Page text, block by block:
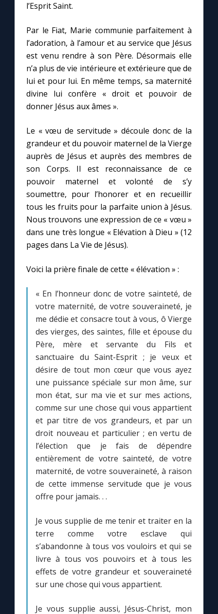
l’Esprit Saint.
Par le Fiat, Marie communie parfaitement à
l’adoration, à l’amour et au service que Jésus
est venu rendre à son Père. Désormais elle
n’a plus de vie intérieure et extérieure que de
lui et pour lui. En même temps, sa maternité
divine lui confère « droit et pouvoir de
donner Jésus aux âmes ».
Le « vœu de servitude » découle donc de la
grandeur et du pouvoir maternel de la Vierge
auprès de Jésus et auprès des membres de
son Corps. Il est reconnaissance de ce
pouvoir maternel et volonté de s’y
soumettre, pour l’honorer et en recueillir
tous les fruits pour la parfaite union à Jésus.
Nous trouvons une expression de ce « vœu »
dans une très longue « Elévation à Dieu » (12
pages dans La Vie de Jésus).
Voici la prière finale de cette « élévation » :
« En l’honneur donc de votre sainteté, de
votre maternité, de votre souveraineté, je
me dédie et consacre tout à vous, ô Vierge
des vierges, des saintes, fille et épouse du
Père, mère et servante du Fils et
sanctuaire du Saint-Esprit ; je veux et
désire de tout mon cœur que vous ayez
une puissance spéciale sur mon âme, sur
mon état, sur ma vie et sur mes actions,
comme sur une chose qui vous appartient
et par titre de vos grandeurs, et par un
droit nouveau et particulier ; en vertu de
l’élection que je fais de dépendre
entièrement de votre sainteté, de votre
maternité, de votre souveraineté, à raison
de cette immense servitude que je vous
offre pour jamais. . .
Je vous supplie de me tenir et traiter en la
terre comme votre esclave qui
s’abandonne à tous vos vouloirs et qui se
livre à tous vos pouvoirs et à tous les
effets de votre grandeur et souveraineté
sur une chose qui vous appartient.
Je vous supplie aussi, Jésus-Christ, mon